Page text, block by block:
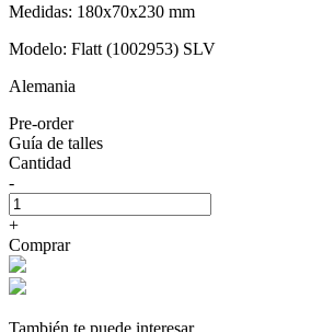
Medidas: 180x70x230 mm
Modelo: Flatt (1002953) SLV
Alemania
Pre-order
Guía de talles
Cantidad
-
+
Comprar
También te puede interesar